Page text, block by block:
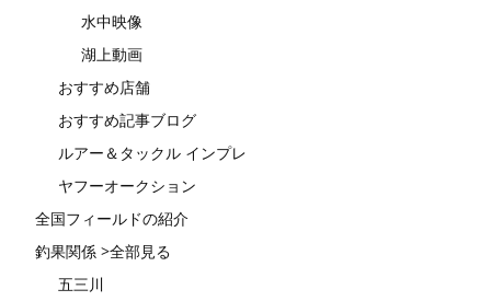
水中映像
湖上動画
おすすめ店舗
おすすめ記事ブログ
ルアー＆タックル インプレ
ヤフーオークション
全国フィールドの紹介
釣果関係 >全部見る
五三川